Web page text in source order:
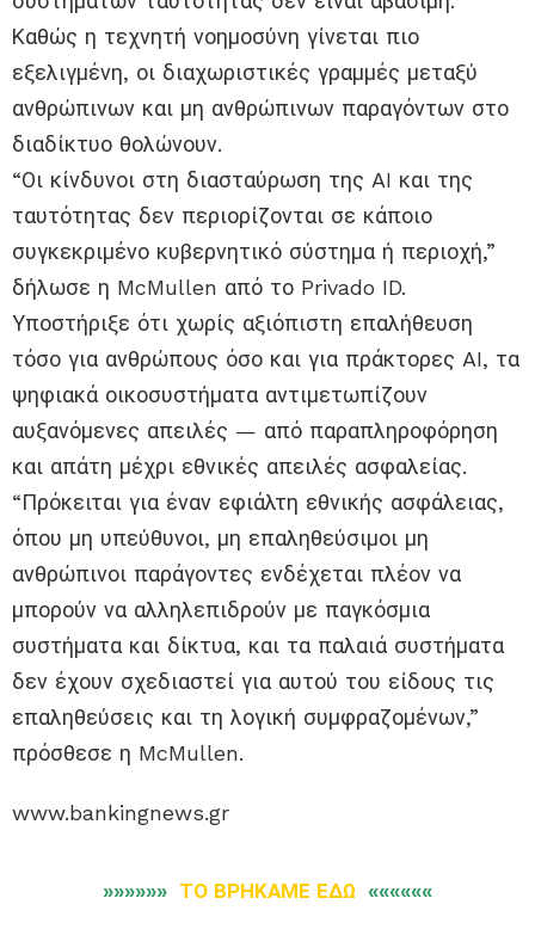
Καθώς η τεχνητή νοημοσύνη γίνεται πιο
εξελιγμένη, οι διαχωριστικές γραμμές μεταξύ
ανθρώπινων και μη ανθρώπινων παραγόντων στο
διαδίκτυο θολώνουν.
“Οι κίνδυνοι στη διασταύρωση της AI και της
ταυτότητας δεν περιορίζονται σε κάποιο
συγκεκριμένο κυβερνητικό σύστημα ή περιοχή,”
δήλωσε η McMullen από το Privado ID.
Υποστήριξε ότι χωρίς αξιόπιστη επαλήθευση
τόσο για ανθρώπους όσο και για πράκτορες AI, τα
ψηφιακά οικοσυστήματα αντιμετωπίζουν
αυξανόμενες απειλές — από παραπληροφόρηση
και απάτη μέχρι εθνικές απειλές ασφαλείας.
“Πρόκειται για έναν εφιάλτη εθνικής ασφάλειας,
όπου μη υπεύθυνοι, μη επαληθεύσιμοι μη
ανθρώπινοι παράγοντες ενδέχεται πλέον να
μπορούν να αλληλεπιδρούν με παγκόσμια
συστήματα και δίκτυα, και τα παλαιά συστήματα
δεν έχουν σχεδιαστεί για αυτού του είδους τις
επαληθεύσεις και τη λογική συμφραζομένων,”
πρόσθεσε η McMullen.
www.bankingnews.gr
»»»»»» ΤΟ ΒΡΗΚΑΜΕ ΕΔΩ ««««««